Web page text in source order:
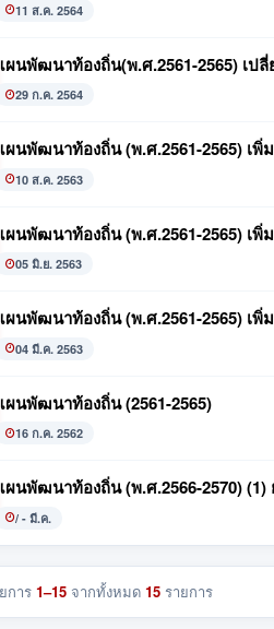
11 ส.ค. 2564
ผนพัฒนาท้องถิ่น(พ.ศ.2561-2565) เป
29 ก.ค. 2564
ผนพัฒนาท้องถิ่น (พ.ศ.2561-2565) เพิ่
10 ส.ค. 2563
ผนพัฒนาท้องถิ่น (พ.ศ.2561-2565) เพิ่
05 มิ.ย. 2563
ผนพัฒนาท้องถิ่น (พ.ศ.2561-2565) เพิ่
04 มี.ค. 2563
ผนพัฒนาท้องถิ่น (2561-2565)
16 ก.ค. 2562
ผนพัฒนาท้องถิ่น (พ.ศ.2566-2570) (1)
/ - มี.ค.
การ 1–15 จากทั้งหมด 15 รายการ